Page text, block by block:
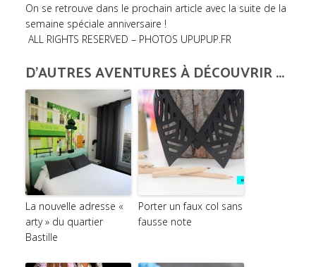
On se retrouve dans le prochain article avec la suite de la
semaine spéciale anniversaire !
ALL RIGHTS RESERVED – PHOTOS UPUPUP.FR
D'AUTRES AVENTURES À DÉCOUVRIR ...
La nouvelle adresse «
arty » du quartier
Bastille
Porter un faux col sans
fausse note